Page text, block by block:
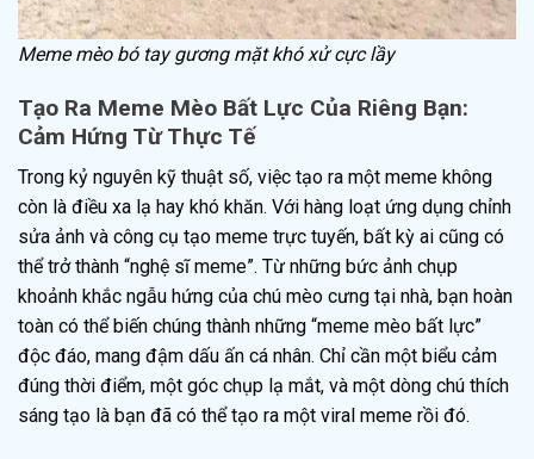
Meme mèo bó tay gương mặt khó xử cực lầy
Tạo Ra Meme Mèo Bất Lực Của Riêng Bạn:
Cảm Hứng Từ Thực Tế
Trong kỷ nguyên kỹ thuật số, việc tạo ra một meme không
còn là điều xa lạ hay khó khăn. Với hàng loạt ứng dụng chỉnh
sửa ảnh và công cụ tạo meme trực tuyến, bất kỳ ai cũng có
thể trở thành “nghệ sĩ meme”. Từ những bức ảnh chụp
khoảnh khắc ngẫu hứng của chú mèo cưng tại nhà, bạn hoàn
toàn có thể biến chúng thành những “meme mèo bất lực”
độc đáo, mang đậm dấu ấn cá nhân. Chỉ cần một biểu cảm
đúng thời điểm, một góc chụp lạ mắt, và một dòng chú thích
sáng tạo là bạn đã có thể tạo ra một viral meme rồi đó.